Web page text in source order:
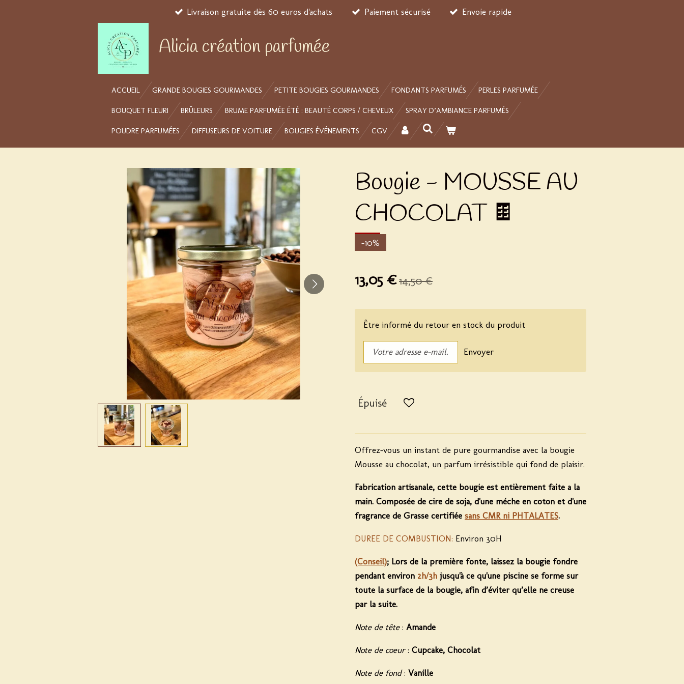
Livraison gratuite dès 60 euros d'achats Paiement sécurisé Envoie rapide
Alicia création parfumée
ACCUEIL GRANDE BOUGIES GOURMANDES PETITE BOUGIES GOURMANDES FONDANTS PARFUMÉS PERLES PARFUMÉE
BOUQUET FLEURI BRÛLEURS BRUME PARFUMÉE ÉTÉ : BEAUTÉ CORPS / CHEVEUX SPRAY D’AMBIANCE PARFUMÉS
POUDRE PARFUMÉES DIFFUSEURS DE VOITURE BOUGIES ÉVÉNEMENTS CGV
Bougie - MOUSSE AU
CHOCOLAT 🍫
-10%
13,05 €14,50 €
Être informé du retour en stock du produit
Envoyer
Épuisé
Offrez-vous un instant de pure gourmandise avec la bougie
Mousse au chocolat, un parfum irrésistible qui fond de plaisir.
Fabrication artisanale, cette bougie est entièrement faite a la
main. Composée de cire de soja, d'une méche en coton et d'une
fragrance de Grasse certifiée sans CMR ni PHTALATES.
DUREE DE COMBUSTION: Environ 30H
(Conseil); Lors de la première fonte, laissez la bougie fondre
pendant environ 2h/3h jusqu'à ce qu'une piscine se forme sur
toute la surface de la bougie, afin d’éviter qu’elle ne creuse
par la suite.
Note de tête: Amande
Note de coeur: Cupcake, Chocolat
Note de fond: Vanille